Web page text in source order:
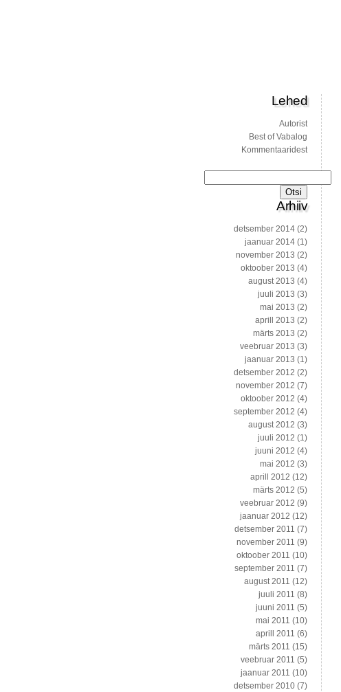
Lehed
Autorist
Best of Vabalog
Kommentaaridest
Arhiiv
detsember 2014 (2)
jaanuar 2014 (1)
november 2013 (2)
oktoober 2013 (4)
august 2013 (4)
juuli 2013 (3)
mai 2013 (2)
aprill 2013 (2)
märts 2013 (2)
veebruar 2013 (3)
jaanuar 2013 (1)
detsember 2012 (2)
november 2012 (7)
oktoober 2012 (4)
september 2012 (4)
august 2012 (3)
juuli 2012 (1)
juuni 2012 (4)
mai 2012 (3)
aprill 2012 (12)
märts 2012 (5)
veebruar 2012 (9)
jaanuar 2012 (12)
detsember 2011 (7)
november 2011 (9)
oktoober 2011 (10)
september 2011 (7)
august 2011 (12)
juuli 2011 (8)
juuni 2011 (5)
mai 2011 (10)
aprill 2011 (6)
märts 2011 (15)
veebruar 2011 (5)
jaanuar 2011 (10)
detsember 2010 (7)